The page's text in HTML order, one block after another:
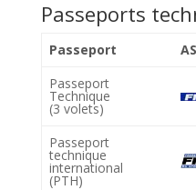
Passeports
Passeport
Passeport
Technique
(3 volets)
Passeport
technique
international
(PTH)